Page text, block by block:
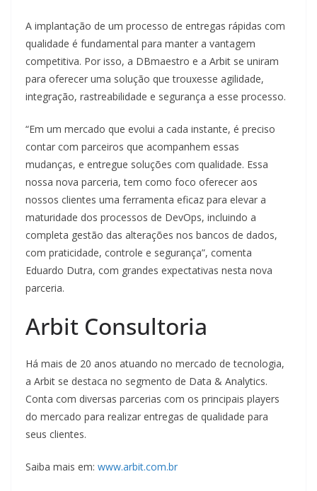
A implantação de um processo de entregas rápidas com
qualidade é fundamental para manter a vantagem
competitiva. Por isso, a DBmaestro e a Arbit se uniram
para oferecer uma solução que trouxesse agilidade,
integração, rastreabilidade e segurança a esse processo.
“Em um mercado que evolui a cada instante, é preciso
contar com parceiros que acompanhem essas
mudanças, e entregue soluções com qualidade. Essa
nossa nova parceria, tem como foco oferecer aos
nossos clientes uma ferramenta eficaz para elevar a
maturidade dos processos de DevOps, incluindo a
completa gestão das alterações nos bancos de dados,
com praticidade, controle e segurança”, comenta
Eduardo Dutra, com grandes expectativas nesta nova
parceria.
Arbit Consultoria
Há mais de 20 anos atuando no mercado de tecnologia,
a Arbit se destaca no segmento de Data & Analytics.
Conta com diversas parcerias com os principais players
do mercado para realizar entregas de qualidade para
seus clientes.
Saiba mais em: www.arbit.com.br